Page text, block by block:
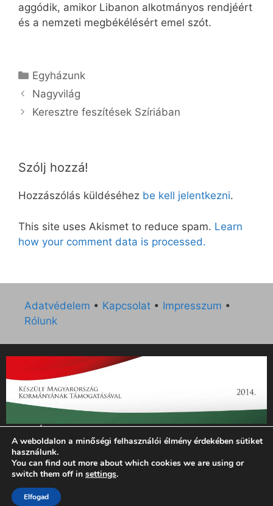
aggódik, amikor Libanon alkotmányos rendjéért
és a nemzeti megbékélésért emel szót.
Kategória
Egyházunk
Nagyvilág
Keresztre feszítések Szíriában
Szólj hozzá!
Hozzászólás küldéséhez be kell jelentkezni.
This site uses Akismet to reduce spam. Learn
how your comment data is processed.
Adatvédelem • Kapcsolat • Impresszum •
Rólunk
„Az Új Ember katolikus hetilap 2014. évi működésének
támogatását az EGYH-KCP-14-P-0121 sz. támogatási
szerződés keretében 3 000 000 Ft összegben támogatta az
Emberi Erőforrások Minisztériuma.”
© 2026 Magyar Kurír - Új Ember
A weboldalon a minőségi felhasználói élmény érdekében sütiket
használunk.
You can find out more about which cookies we are using or
switch them off in settings.
Elfogad